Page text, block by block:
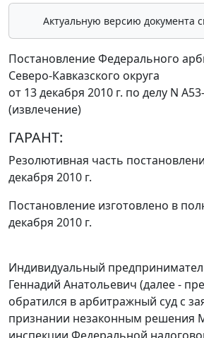
Актуальную версию документа
Постановление Федерального
Северо-Кавказского округа
от 13 декабря 2010 г. по делу N
(извлечение)
ГАРАНТ:
Резолютивная часть
декабря 2010 г.
Постановление изготовлено в
декабря 2010 г.
Индивидуальный
Геннадий Анатольевич (далее -
обратился в арбитражный суд с
признании незаконным решения